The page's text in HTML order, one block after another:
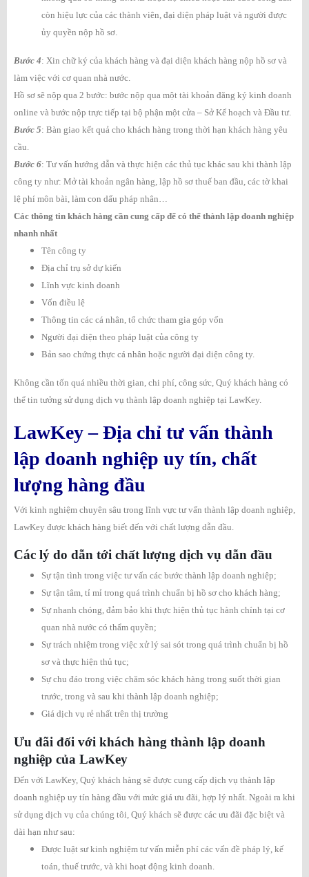
còn hiệu lực của các thành viên, đại diện pháp luật và người được
ủy quyền nộp hồ sơ.
Bước 4: Xin chữ ký của khách hàng và đại diện khách hàng nộp hồ sơ và
làm việc với cơ quan nhà nước.
Hồ sơ sẽ nộp qua 2 bước: bước nộp qua một tài khoản đăng ký kinh doanh
online và bước nộp trực tiếp tại bộ phận một cửa – Sở Kế hoạch và Đầu tư.
Bước 5: Bàn giao kết quả cho khách hàng trong thời hạn khách hàng yêu
cầu.
Bước 6: Tư vấn hướng dẫn và thực hiện các thủ tục khác sau khi thành lập
công ty như: Mở tài khoản ngân hàng, lập hồ sơ thuế ban đầu, các tờ khai
lệ phí môn bài, làm con dấu pháp nhân…
Các thông tin khách hàng cần cung cấp để có thể thành lập doanh nghiệp
nhanh nhất
Tên công ty
Địa chỉ trụ sở dự kiến
Lĩnh vực kinh doanh
Vốn điều lệ
Thông tin các cá nhân, tổ chức tham gia góp vốn
Người đại diện theo pháp luật của công ty
Bản sao chứng thực cá nhân hoặc người đại diện công ty.
Không cần tốn quá nhiều thời gian, chi phí, công sức, Quý khách hàng có
thể tin tưởng sử dụng dịch vụ thành lập doanh nghiệp tại LawKey.
LawKey – Địa chỉ tư vấn thành
lập doanh nghiệp uy tín, chất
lượng hàng đầu
Với kinh nghiệm chuyên sâu trong lĩnh vực tư vấn thành lập doanh nghiệp,
LawKey được khách hàng biết đến với chất lượng dẫn đầu.
Các lý do dẫn tới chất lượng dịch vụ dẫn đầu
Sự tận tình trong việc tư vấn các bước thành lập doanh nghiệp;
Sự tận tâm, tỉ mỉ trong quá trình chuẩn bị hồ sơ cho khách hàng;
Sự nhanh chóng, đảm bảo khi thực hiện thủ tục hành chính tại cơ
quan nhà nước có thẩm quyền;
Sự trách nhiệm trong việc xử lý sai sót trong quá trình chuẩn bị hồ
sơ và thực hiện thủ tục;
Sự chu đáo trong việc chăm sóc khách hàng trong suốt thời gian
trước, trong và sau khi thành lập doanh nghiệp;
Giá dịch vụ rẻ nhất trên thị trường
Ưu đãi đối với khách hàng thành lập doanh
nghiệp của LawKey
Đến với LawKey, Quý khách hàng sẽ được cung cấp dịch vụ thành lập
doanh nghiệp uy tín hàng đầu với mức giá ưu đãi, hợp lý nhất. Ngoài ra khi
sử dụng dịch vụ của chúng tôi, Quý khách sẽ được các ưu đãi đặc biệt và
dài hạn như sau:
Được luật sư kinh nghiệm tư vấn miễn phí các vấn đề pháp lý, kế
toán, thuế trước, và khi hoạt động kinh doanh.